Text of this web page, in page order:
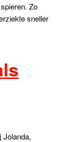
Zo
sneller
Jolanda,